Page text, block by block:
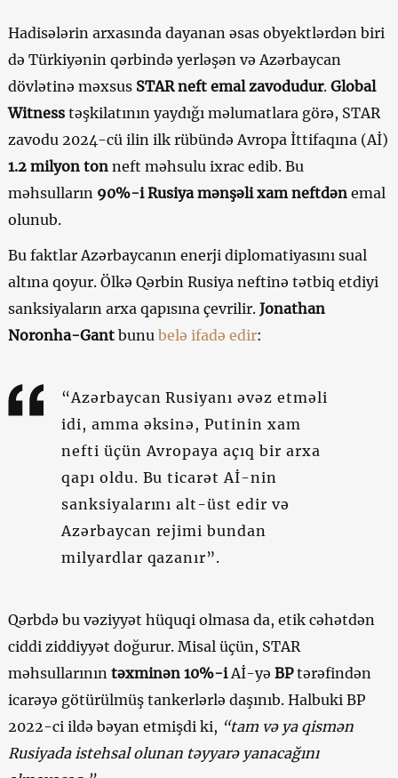
Hadisələrin arxasında dayanan əsas obyektlərdən biri
də Türkiyənin qərbində yerləşən və Azərbaycan
dövlətinə məxsus STAR neft emal zavodudur. Global
Witnesstəşkilatının yaydığı məlumatlara görə, STAR
zavodu 2024-cü ilin ilk rübündə Avropa İttifaqına (Aİ)
1.2 milyon tonneft məhsulu ixrac edib. Bu
məhsulların 90%-i Rusiya mənşəli xam neftdənemal
olunub.
Bu faktlar Azərbaycanın enerji diplomatiyasını sual
altına qoyur. Ölkə Qərbin Rusiya neftinə tətbiq etdiyi
sanksiyaların arxa qapısına çevrilir. Jonathan
Noronha-Gantbunu belə ifadə edir:
“Azərbaycan Rusiyanı əvəz etməli
idi, amma əksinə, Putinin xam
nefti üçün Avropaya açıq bir arxa
qapı oldu. Bu ticarət Aİ-nin
sanksiyalarını alt-üst edir və
Azərbaycan rejimi bundan
milyardlar qazanır”.
Qərbdə bu vəziyyət hüquqi olmasa da, etik cəhətdən
ciddi ziddiyyət doğurur. Misal üçün, STAR
məhsullarının təxminən 10%-iAİ-yə BPtərəfindən
icarəyə götürülmüş tankerlərlə daşınıb. Halbuki BP
2022-ci ildə bəyan etmişdi ki, “tam və ya qismən
Rusiyada istehsal olunan təyyarə yanacağını